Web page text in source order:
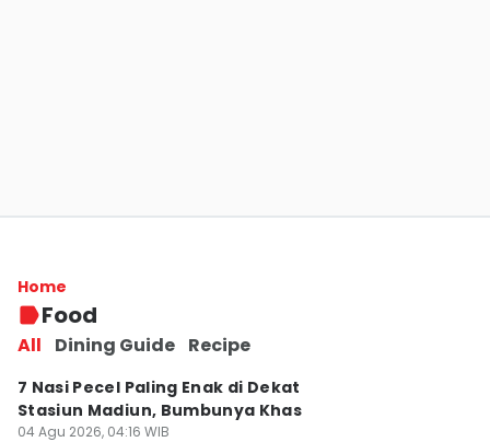
Home
Food
All Dining Guide Recipe
Cita Rasa Khas Banyuwangi
Food
7 Nasi Pecel Paling Enak di Dekat
Stasiun Madiun, Bumbunya Khas
04 Agu 2026, 04:16 WIB